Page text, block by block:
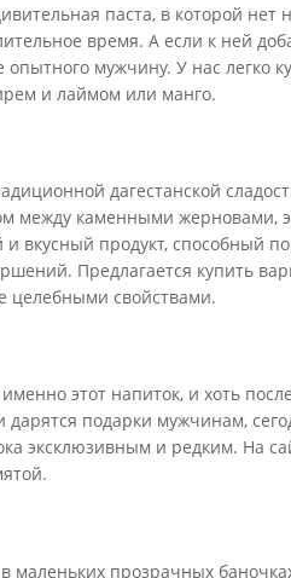
паста, в которой
время. А если к ней
опытного мужчину. У нас легко
и лаймом или манго.
дагестанской
между каменными жерновами,
вкусный продукт, способный
Предлагается купить
целебными свойствами.
этот напиток, и хоть
дарятся подарки мужчинам,
эксклюзивным и редким. На
маленьких прозрачных